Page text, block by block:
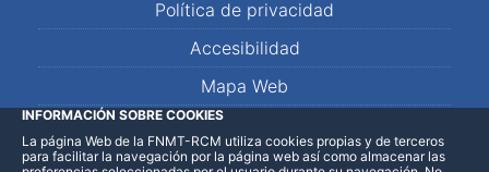
Política de privacidad
Accesibilidad
Mapa Web
LinkedInFacebookWhatsApp
INFORMACIÓN SOBRE COOKIES
La página Web de la FNMT-RCM utiliza cookies propias y de terceros
para facilitar la navegación por la página web así como almacenar las